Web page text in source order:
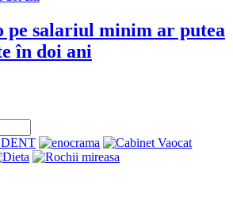
pe salariul minim ar putea
în doi ani